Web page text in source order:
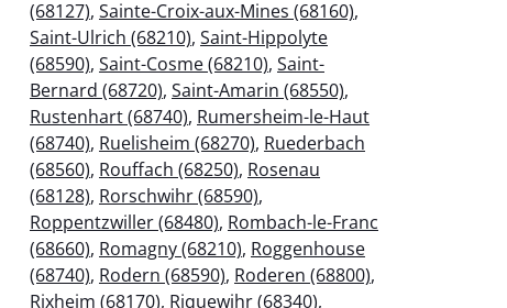
(68127), Sainte-Croix-aux-Mines (68160),
Saint-Ulrich (68210), Saint-Hippolyte
(68590), Saint-Cosme (68210), Saint-
Bernard (68720), Saint-Amarin (68550),
Rustenhart (68740), Rumersheim-le-Haut
(68740), Ruelisheim (68270), Ruederbach
(68560), Rouffach (68250), Rosenau
(68128), Rorschwihr (68590),
Roppentzwiller (68480), Rombach-le-Franc
(68660), Romagny (68210), Roggenhouse
(68740), Rodern (68590), Roderen (68800),
Rixheim (68170), Riquewihr (68340),